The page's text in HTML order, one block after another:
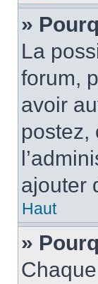
»
La
forum,
avoir
postez,
ajouter
Haut
»